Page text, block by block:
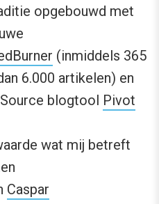
opgebouwd met
(inmiddels 365
6.000 artikelen) en
blogtool Pivot
wat mij betreft
Caspar